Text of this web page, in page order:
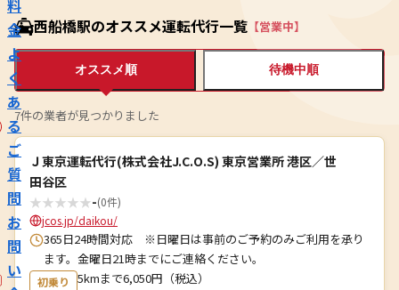
料
金
よ
く
あ
る
ご
質
問
お
問
い
西船橋駅のオススメ運転代行一覧 【営業中】
オススメ順 待機中順
7件の業者が見つかりました
Ｊ東京運転代行(株式会社J.C.O.S) 東京営業所 港区／世
田谷区
★★★★★-(0件)
jcos.jp/daikou/
365日24時間対応 ※日曜日は事前のご予約のみご利用を承り
ます。金曜日21時までにご連絡ください。
初乗り
5kmまで6,050円（税込）